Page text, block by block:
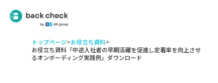
トップページ>お役立ち資料>
お役立ち資料「中途入社者の早期活躍を促進し定着率を向上させ
るオンボーディング実践例」ダウンロード